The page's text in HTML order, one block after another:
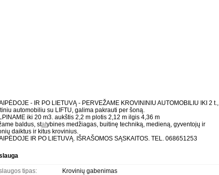
- IR PO LIETUVĄ - PERVEŽAME KROVININIU AUTOMOBILIU IKI 2 t.,
automobiliu su LIFTU, galima pakrauti per šoną.
iki 20 m3. aukštis 2,2 m plotis 2,12 m ilgis 4,36 m
baldus, statybines medžiagas, buitinę techniką, medieną, gyventojų ir
daiktus ir kitus krovinius.
IR PO LIETUVĄ. IŠRAŠOMOS SĄSKAITOS. TEL. 068651253
tipas: Krovinių gabenimas